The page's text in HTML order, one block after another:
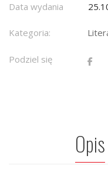
Data wydania
Kategoria:
Podziel się
Opis